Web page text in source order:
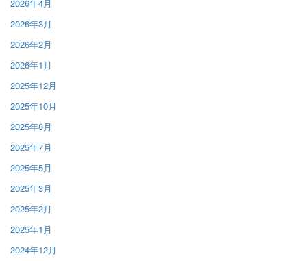
2026年4月
2026年3月
2026年2月
2026年1月
2025年12月
2025年10月
2025年8月
2025年7月
2025年5月
2025年3月
2025年2月
2025年1月
2024年12月